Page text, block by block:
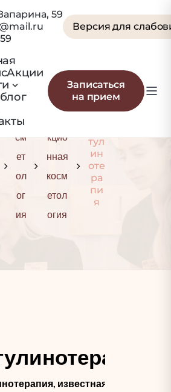
59
Версия для
Акции
Записаться
на прием
Ко
см
ет
ол
ог
ия
кцио
нная
косм
етол
огия
тул
ин
оте
ра
пи
я
известная еще